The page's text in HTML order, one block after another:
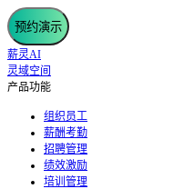
预约演示
薪灵AI
灵域空间
产品功能
组织员工
薪酬考勤
招聘管理
绩效激励
培训管理